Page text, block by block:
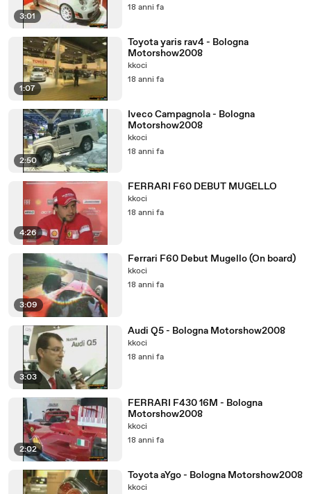
3:01
18 anni fa
1:07
Toyota yaris rav4 - Bologna
Motorshow2008
kkoci
18 anni fa
2:50
Iveco Campagnola - Bologna
Motorshow2008
kkoci
18 anni fa
4:26
FERRARI F60 DEBUT MUGELLO
kkoci
18 anni fa
3:09
Ferrari F60 Debut Mugello (On board)
kkoci
18 anni fa
3:03
Audi Q5 - Bologna Motorshow2008
kkoci
18 anni fa
2:02
FERRARI F430 16M - Bologna
Motorshow2008
kkoci
18 anni fa
Toyota aYgo - Bologna Motorshow2008
kkoci